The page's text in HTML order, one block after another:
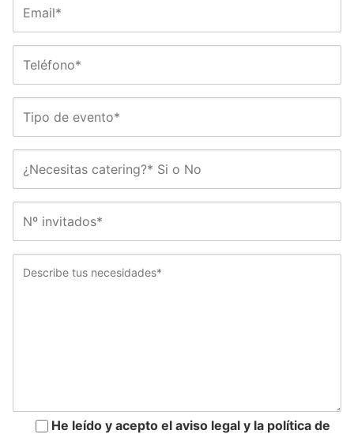
He leído y acepto el aviso legal y la política de